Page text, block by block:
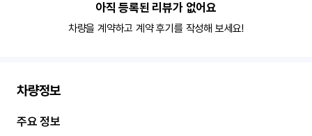
아직 등록된 리뷰가 없어요
차량을 계약하고 계약 후기를 작성해 보세요!
차량정보
주요 정보